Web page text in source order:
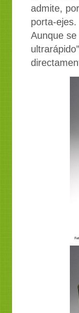
admite,
porta-ejes.
Aunque